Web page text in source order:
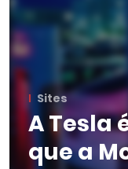
Sites
A Tesla
que a